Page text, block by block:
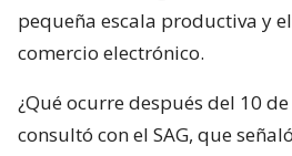
pequeña escala productiva y
comercio electrónico.
¿Qué ocurre después del 10
consultó con el SAG, que